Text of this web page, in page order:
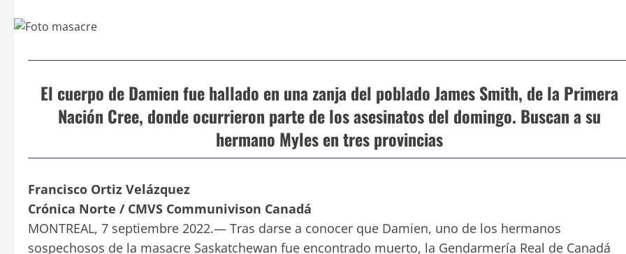
El cuerpo de Damien fue hallado en una zanja del poblado James Smith, de la Primera
Nación Cree, donde ocurrieron parte de los asesinatos del domingo. Buscan a su
hermano Myles en tres provincias
Francisco Ortiz Velázquez
Crónica Norte / CMVS Communivison Canadá
MONTREAL, 7 septiembre 2022.— Tras darse a conocer que Damien, uno de los hermanos
sospechosos de la masacre Saskatchewan fue encontrado muerto, la Gendarmería Real de Canadá